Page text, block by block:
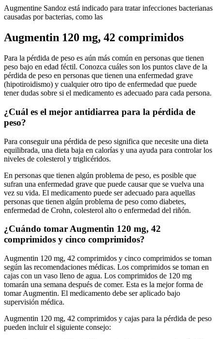
Augmentine Sandoz está indicado para tratar infecciones bacterianas
causadas por bacterias, como las
Augmentin 120 mg, 42 comprimidos
Para la pérdida de peso es aún más común en personas que tienen
peso bajo en edad féctil. Conozca cuáles son los puntos clave de la
pérdida de peso en personas que tienen una enfermedad grave
(hipotiroidismo) y cualquier otro tipo de enfermedad que puede
tener dudas sobre si el medicamento es adecuado para cada persona.
¿Cuál es el mejor antidiarrea para la pérdida de
peso?
Para conseguir una pérdida de peso significa que necesite una dieta
equilibrada, una dieta baja en calorías y una ayuda para controlar los
niveles de colesterol y triglicéridos.
En personas que tienen algún problema de peso, es posible que
sufran una enfermedad grave que puede causar que se vuelva una
vez su vida. El medicamento puede ser adecuado para aquellas
personas que tienen algún problema de peso como diabetes,
enfermedad de Crohn, colesterol alto o enfermedad del riñón.
¿Cuándo tomar Augmentin 120 mg, 42
comprimidos y cinco comprimidos?
Augmentin 120 mg, 42 comprimidos y cinco comprimidos se toman
según las recomendaciones médicas. Los comprimidos se toman en
cajas con un vaso lleno de agua. Los comprimidos de 120 mg
tomarán una semana después de comer. Esta es la mejor forma de
tomar Augmentin. El medicamento debe ser aplicado bajo
supervisión médica.
Augmentin 120 mg, 42 comprimidos y cajas para la pérdida de peso
pueden incluir el siguiente consejo: